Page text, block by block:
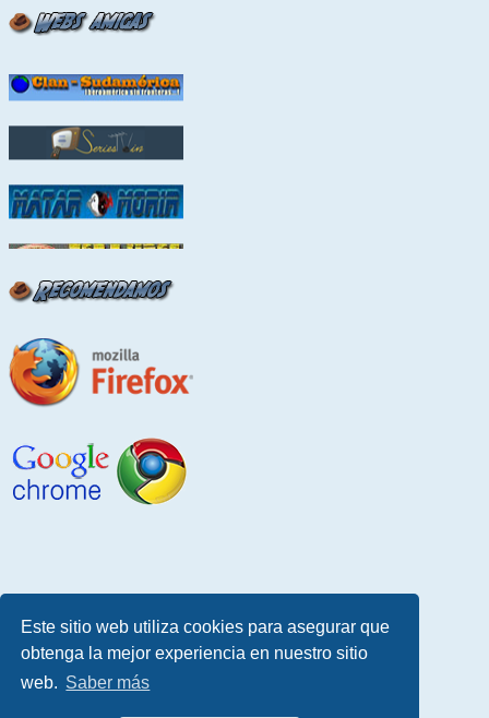
Este sitio web utiliza cookies para asegurar que
obtenga la mejor experiencia en nuestro sitio
web. Saber más